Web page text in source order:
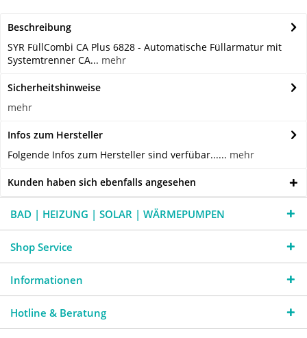
Beschreibung
SYR FüllCombi CA Plus 6828 - Automatische Füllarmatur mit
Systemtrenner CA... mehr
Sicherheitshinweise
mehr
Infos zum Hersteller
Folgende Infos zum Hersteller sind verfübar...... mehr
Kunden haben sich ebenfalls angesehen
BAD | HEIZUNG | SOLAR | WÄRMEPUMPEN
Shop Service
Informationen
Hotline & Beratung